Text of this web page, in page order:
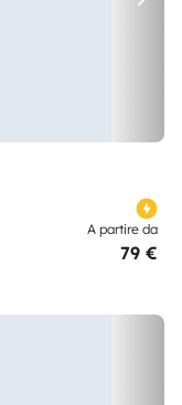
A partire da
79 €